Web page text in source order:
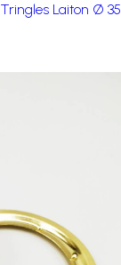
Tringles Laiton Ø